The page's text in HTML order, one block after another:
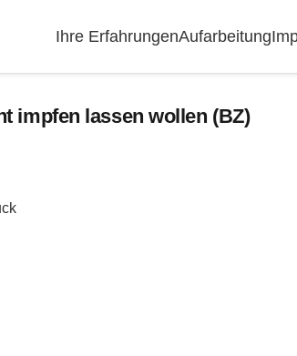
Ihre ErfahrungenAufarbeitung
impfen lassen wollen (BZ)